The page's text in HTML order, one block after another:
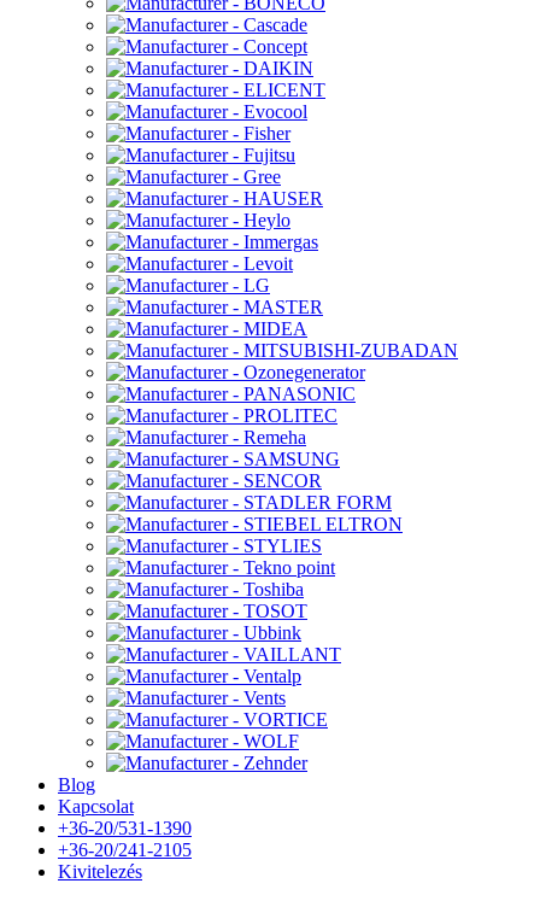
Blog
Kapcsolat
+36-20/531-1390
+36-20/241-2105
Kivitelezés